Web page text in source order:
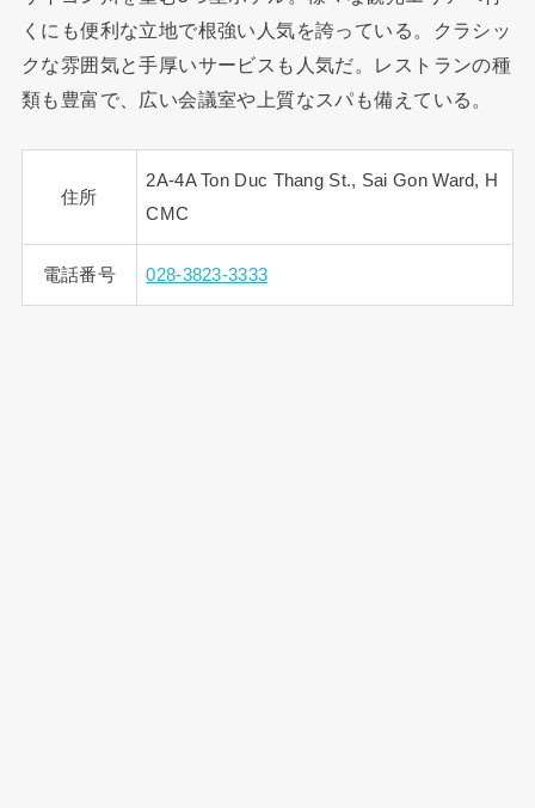
くにも便利な立地で根強い人気を誇っている。クラシッ
クな雰囲気と手厚いサービスも人気だ。レストランの種
類も豊富で、広い会議室や上質なスパも備えている。
住所
2A-4A Ton Duc Thang St., Sai Gon Ward, H
CMC
電話番号 028-3823-3333